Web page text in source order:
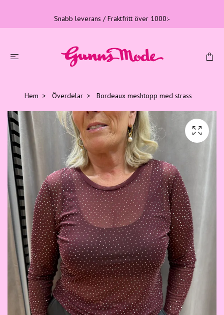
Snabb leverans / Fraktfritt över 1000:-
Hem Överdelar Bordeaux meshtopp med strass